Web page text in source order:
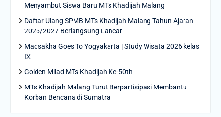
Menyambut Siswa Baru MTs Khadijah Malang
Daftar Ulang SPMB MTs Khadijah Malang Tahun Ajaran
2026/2027 Berlangsung Lancar
Madsakha Goes To Yogyakarta | Study Wisata 2026 kelas
IX
Golden Milad MTs Khadijah Ke-50th
MTs Khadijah Malang Turut Berpartisipasi Membantu
Korban Bencana di Sumatra